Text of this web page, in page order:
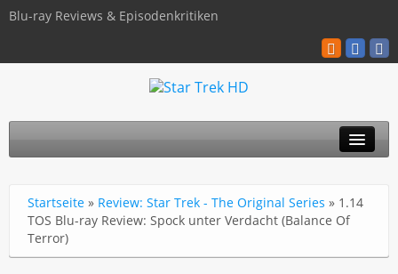
Blu-ray Reviews & Episodenkritiken
TNG
Discovery
Startseite » Review: Star Trek - The Original Series » 1.14
TOS Blu-ray Review: Spock unter Verdacht (Balance Of
Terror)